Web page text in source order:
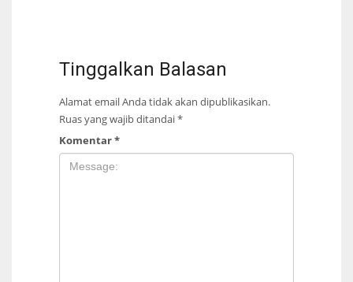
Tinggalkan Balasan
Alamat email Anda tidak akan dipublikasikan.
Ruas yang wajib ditandai*
Komentar*